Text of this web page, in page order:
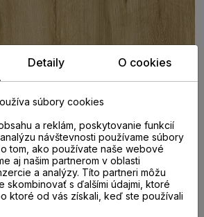
Detaily O cookies
súbory cookies
a reklám, poskytovanie funkcií
návštevnosti používame súbory
tom, ako používate naše webové
aj našim partnerom v oblasti
a analýzy. Títo partneri môžu
skombinovať s ďalšími údajmi, ktoré
ktoré od vás získali, keď ste používali